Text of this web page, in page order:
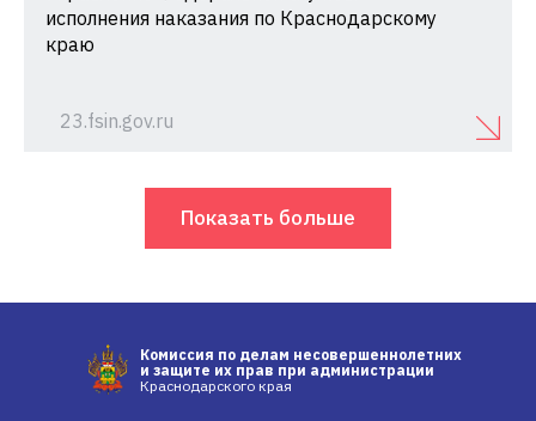
исполнения наказания по Краснодарскому
краю
23.fsin.gov.ru
Показать больше
Комиссия по делам несовершеннолетних
и защите их прав при администрации
Краснодарского края